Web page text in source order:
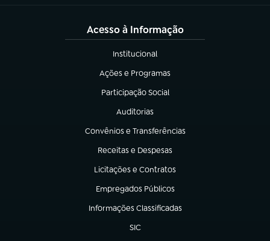
Acesso à Informação
Institucional
(abre em nova aba)
Ações e Programas
(abre em nova aba)
Participação Social
(abre em nova aba)
Auditorias
(abre em nova aba)
Convênios e Transferências
(abre em nova aba)
Receitas e Despesas
(abre em nova aba)
Licitações e Contratos
(abre em nova aba)
Empregados Públicos
(abre em nova aba)
Informações Classificadas
(abre em nova aba)
SIC
(abre em nova aba)